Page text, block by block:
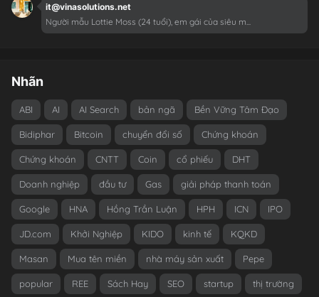
it@vinasolutions.net
Người mẫu Lottie Moss (24 tuổi), em gái của siêu m...
Nhãn
ABI AI AI Search bản ngã Bền Vững Tâm Đạo
Bidiphar Bitcoin chuyển đổi số Chứng khoán
Chứng khoán CNTT Coin cổ phiếu DHT
Doanh nghiệp đầu tư Gas giải pháp thanh toán
Google HNA Hồng Trần Luận HPH ICN IPO
JD.com Khởi Nghiệp KIDO kinh tế KQKD
Masan Mua tên miền nhà máy sản xuất Pepe
popular REE Sách Hay SEO startup thị trường